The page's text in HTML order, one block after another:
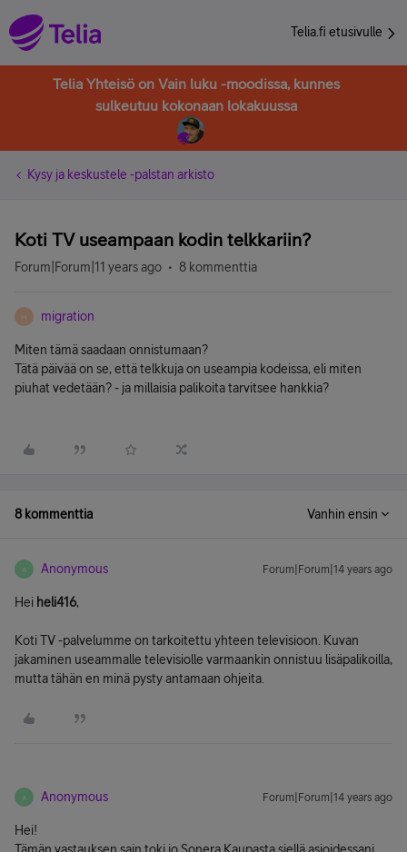
Telia.fi etusivulle
Telia Yhteisö on Vain luku -moodissa, kunnes
sulkeutuu kokonaan lokakuussa
Kysy ja keskustele -palstan arkisto
Koti TV useampaan kodin telkkariin?
Forum|Forum|11 years ago 8 kommenttia
M migration
Miten tämä saadaan onnistumaan?
Tätä päivää on se, että telkkuja on useampia kodeissa, eli miten
piuhat vedetään? - ja millaisia palikoita tarvitsee hankkia?
8 kommenttia Vanhin ensin
A Anonymous Forum|Forum|14 years ago
Hei heli416,
Koti TV -palvelumme on tarkoitettu yhteen televisioon. Kuvan
jakaminen useammalle televisiolle varmaankin onnistuu lisäpalikoilla,
mutta tähän en minä pysty antamaan ohjeita.
A Anonymous Forum|Forum|14 years ago
Hei!